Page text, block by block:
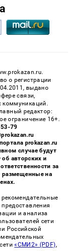
о регистрации
выдано
связи,
коммуникаций.
редактор:
ограничение 16+.
79
prokazan.ru
случае будут
авторских и
за
размещенные на
и анализа
сети
Российской
«СМИ2» (PDF),